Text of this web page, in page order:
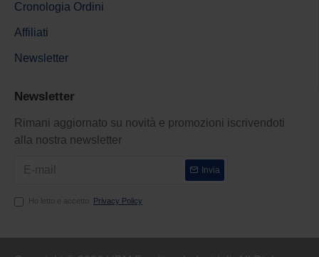
Cronologia Ordini
Affiliati
Newsletter
Newsletter
Rimani aggiornato su novità e promozioni iscrivendoti
alla nostra newsletter
Invia
Ho letto e accetto Privacy Policy